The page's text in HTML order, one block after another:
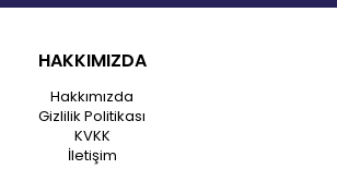
HAKKIMIZDA
Hakkımızda
Gizlilik Politikası
KVKK
İletişim